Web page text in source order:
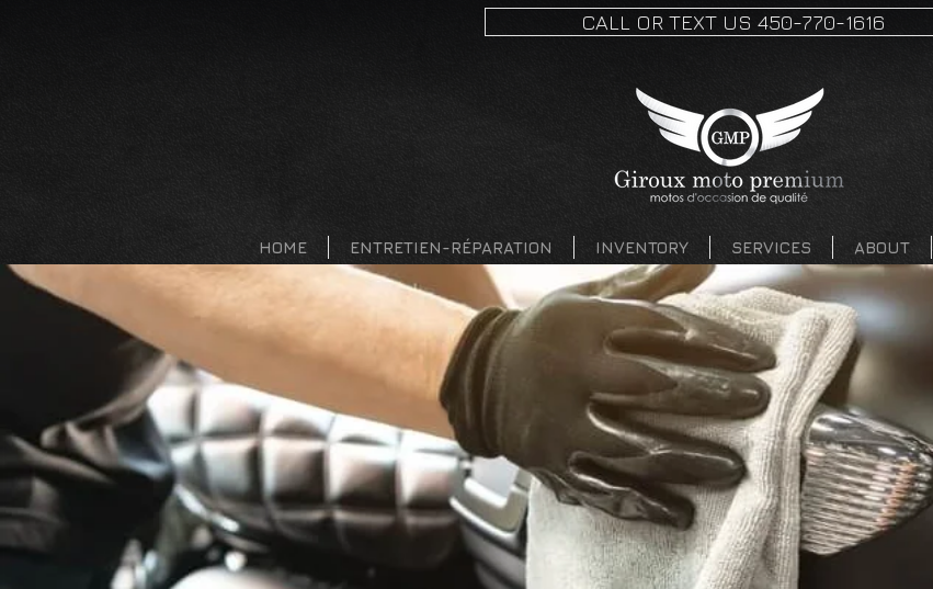
CALL OR TEXT US 450-770-1616
HOME ENTRETIEN-RÉPARATION INVENTORY SERVICES ABOUT